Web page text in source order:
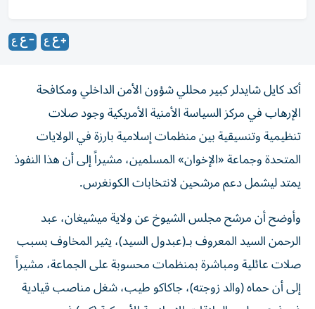
أكد كايل شايدلر كبير محللي شؤون الأمن الداخلي ومكافحة
الإرهاب في مركز السياسة الأمنية الأمريكية وجود صلات
تنظيمية وتنسيقية بين منظمات إسلامية بارزة في الولايات
المتحدة وجماعة «الإخوان» المسلمين، مشيراً إلى أن هذا النفوذ
يمتد ليشمل دعم مرشحين لانتخابات الكونغرس.
وأوضح أن مرشح مجلس الشيوخ عن ولاية ميشيغان، عبد
الرحمن السيد المعروف بـ(عبدول السيد)، يثير المخاوف بسبب
صلات عائلية ومباشرة بمنظمات محسوبة على الجماعة، مشيراً
إلى أن حماه (والد زوجته)، جاكاكو طيب، شغل مناصب قيادية